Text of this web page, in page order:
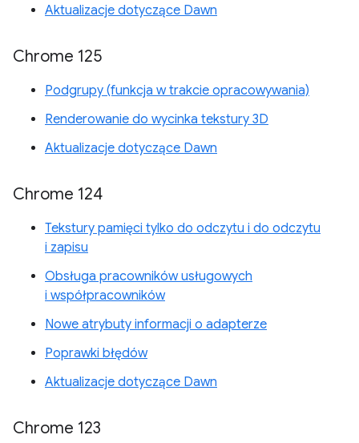
Aktualizacje dotyczące Dawn
Chrome 125
Podgrupy (funkcja w trakcie opracowywania)
Renderowanie do wycinka tekstury 3D
Aktualizacje dotyczące Dawn
Chrome 124
Tekstury pamięci tylko do odczytu i do odczytu
i zapisu
Obsługa pracowników usługowych
i współpracowników
Nowe atrybuty informacji o adapterze
Poprawki błędów
Aktualizacje dotyczące Dawn
Chrome 123